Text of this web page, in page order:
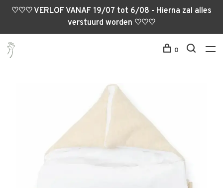
♡♡♡ VERLOF VANAF 19/07 tot 6/08 - Hierna zal alles
verstuurd worden ♡♡♡
0